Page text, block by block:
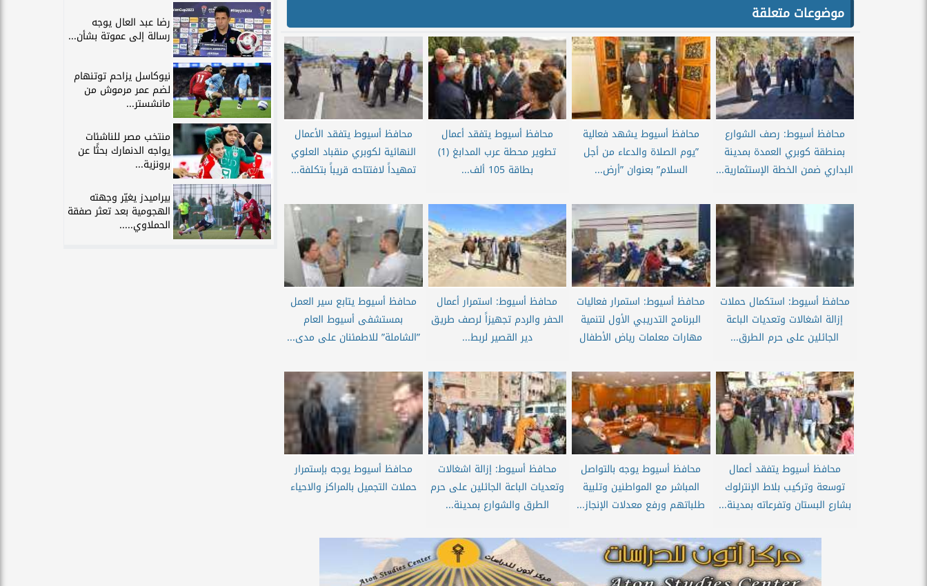
موضوعات متعلقة
محافظ أسيوط: رصف الشوارع
بمنطقة كوبري العمدة بمدينة
البداري ضمن الخطة الإستثمارية...
محافظ أسيوط يشهد فعالية
”يوم الصلاة والدعاء من أجل
السلام” بعنوان ”أرض...
محافظ أسيوط يتفقد أعمال
تطوير محطة عرب المدابغ (1)
بطاقة 105 ألف...
محافظ أسيوط يتفقد الأعمال
النهائية لكوبري منقباد العلوي
تمهيداً لافتتاحه قريباً بتكلفة...
محافظ أسيوط: استكمال حملات
إزالة اشغالات وتعديات الباعة
الجائلين على حرم الطرق...
محافظ أسيوط: استمرار فعاليات
البرنامج التدريبي الأول لتنمية
مهارات معلمات رياض الأطفال
محافظ أسيوط: استمرار أعمال
الحفر والردم تجهيزاً لرصف طريق
دير القصير لربط...
محافظ أسيوط يتابع سير العمل
بمستشفى أسيوط العام
”الشاملة” للاطمئنان على مدى...
محافظ أسيوط يتفقد أعمال
توسعة وتركيب بلاط الإنترلوك
بشارع البستان وتفرعاته بمدينة...
محافظ أسيوط يوجه بالتواصل
المباشر مع المواطنين وتلبية
طلباتهم ورفع معدلات الإنجاز...
محافظ أسيوط: إزالة اشغالات
وتعديات الباعة الجائلين على حرم
الطرق والشوارع بمدينة...
محافظ أسيوط يوجه بإستمرار
حملات التجميل بالمراكز والاحياء
رضا عبد العال يوجه
رسالة إلى عموتة بشأن...
نيوكاسل يزاحم توتنهام
لضم عمر مرموش من
مانشستر...
منتخب مصر للناشئات
يواجه الدنمارك بحثًا عن
برونزية...
بيراميدز يغيّر وجهته
الهجومية بعد تعثر صفقة
الحملاوي.....